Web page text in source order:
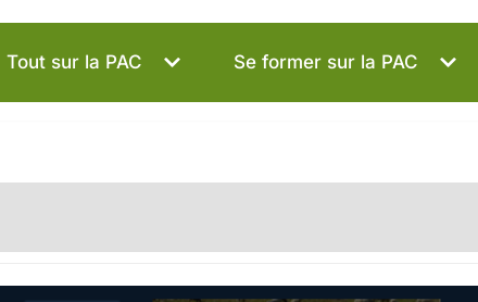
Tout sur la PAC Se former sur la PAC